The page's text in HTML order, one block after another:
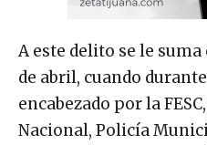
A este delito se le
de abril, cuando
encabezado por la
Nacional, Policía